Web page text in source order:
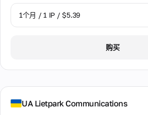
1个月 / 1 IP / $5.39
购买
UA Lietpark Communications